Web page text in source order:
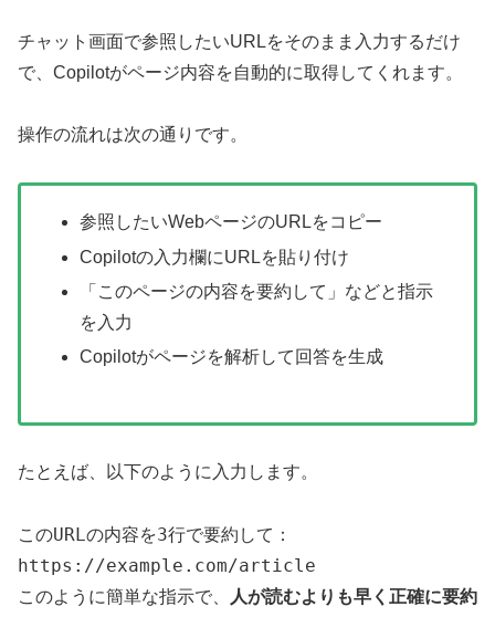
チャット画面で参照したいURLをそのまま入力するだけ
で、Copilotがページ内容を自動的に取得してくれます。
操作の流れは次の通りです。
参照したいWebページのURLをコピー
Copilotの入力欄にURLを貼り付け
「このページの内容を要約して」などと指示
を入力
Copilotがページを解析して回答を生成
たとえば、以下のように入力します。
このURLの内容を3行で要約して：
https://example.com/article
このように簡単な指示で、
人が読むよりも早く正確に要約